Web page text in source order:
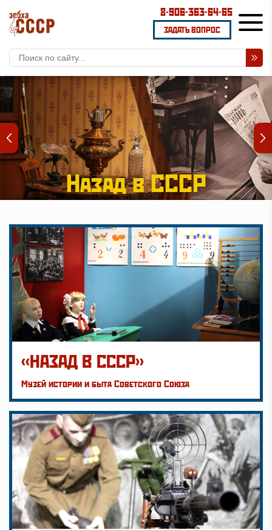
ЗАДАТЬ ВОПРОС
8-906-363-64-65
Назад в СССР
«НАЗАД В СССР»
Музей истории и быта Советского Союза